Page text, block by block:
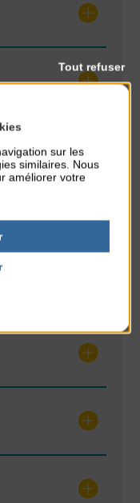
sur les
similaires. Nous
améliorer votre
Tout refuser